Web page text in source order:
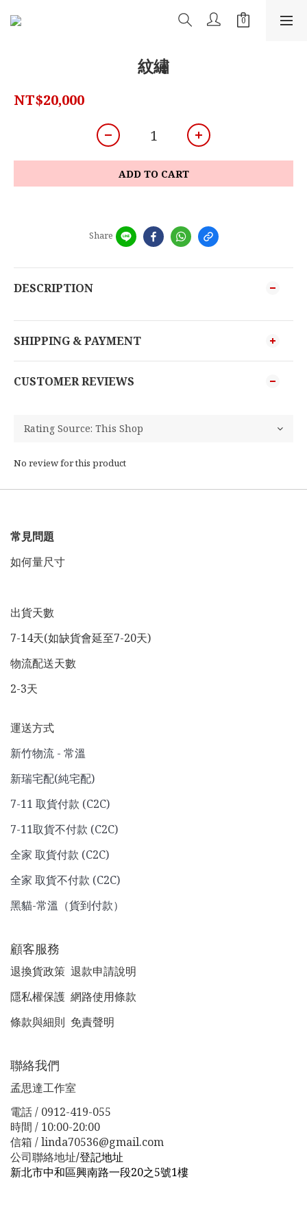
紋繡
NT$20,000
ADD TO CART
Share
DESCRIPTION
SHIPPING & PAYMENT
CUSTOMER REVIEWS
No review for this product
常見問題
如何量尺寸
出貨天數
7-14天(如缺貨會延至7-20天)
物流配送天數
2-3天
運送方式
新竹物流 - 常溫
新瑞宅配(純宅配)
7-11 取貨付款 (C2C)
7-11取貨不付款 (C2C)
全家 取貨付款 (C2C)
全家 取貨不付款 (C2C)
黑貓-常溫（貨到付款）
顧客服務
退換貨政策 退款申請說明
隱私權保護 網路使用條款
條款與細則 免責聲明
聯絡我們
孟思達工作室
電話 / 0912-419-055
時間 / 10:00-20:00
信箱 / linda70536@gmail.com
公司聯絡地址/登記地址
新北市中和區興南路一段20之5號1樓